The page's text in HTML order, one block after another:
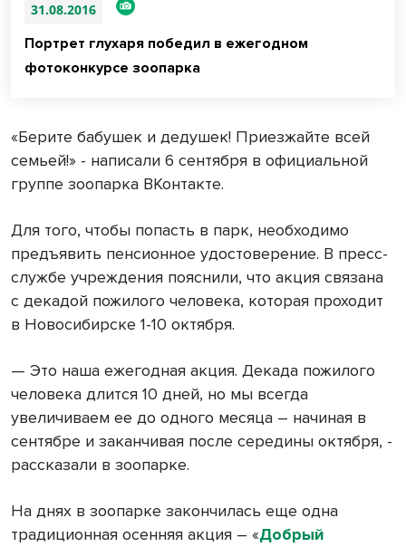
31.08.2016
Портрет глухаря победил в ежегодном
фотоконкурсе зоопарка
«Берите бабушек и дедушек! Приезжайте всей
семьей!» - написали 6 сентября в официальной
группе зоопарка ВКонтакте.
Для того, чтобы попасть в парк, необходимо
предъявить пенсионное удостоверение. В пресс-
службе учреждения пояснили, что акция связана
с декадой пожилого человека, которая проходит
в Новосибирске 1-10 октября.
— Это наша ежегодная акция. Декада пожилого
человека длится 10 дней, но мы всегда
увеличиваем ее до одного месяца – начиная в
сентябре и заканчивая после середины октября, -
рассказали в зоопарке.
На днях в зоопарке закончилась еще одна
традиционная осенняя акция – «Добрый